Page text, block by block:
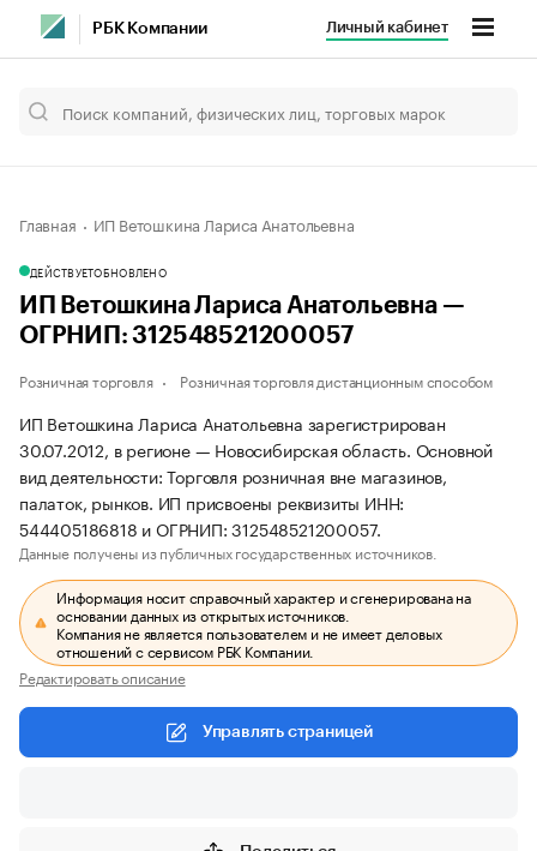
РБК Компании Личный кабинет
Главная ИП Ветошкина Лариса Анатольевна
ДЕЙСТВУЕТОБНОВЛЕНО
ИП Ветошкина Лариса Анатольевна —
ОГРНИП: 312548521200057
Розничная торговля Розничная торговля дистанционным способом
ИП Ветошкина Лариса Анатольевна зарегистрирован
30.07.2012, в регионе — Новосибирская область. Основной
вид деятельности: Торговля розничная вне магазинов,
палаток, рынков. ИП присвоены реквизиты ИНН:
544405186818 и ОГРНИП: 312548521200057.
Данные получены из публичных государственных источников.
Информация носит справочный характер и сгенерирована на
основании данных из открытых источников.
Компания не является пользователем и не имеет деловых
отношений с сервисом РБК Компании.
Редактировать описание
Управлять страницей